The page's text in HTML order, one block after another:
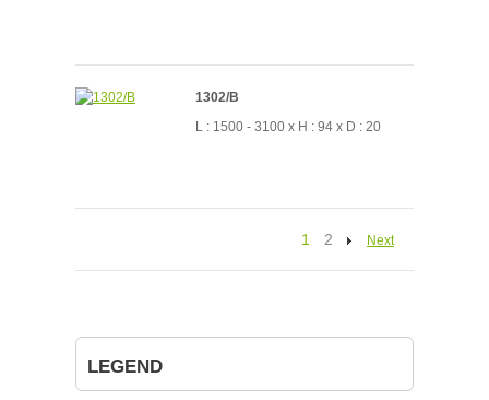
1302/B
L : 1500 - 3100 x H : 94 x D : 20
1 2 Next
LEGEND